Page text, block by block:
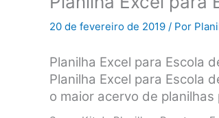
20 de fevereiro de 2019 / Por
Planilha Excel para Escola
Planilha Excel para Escola
o maior acervo de